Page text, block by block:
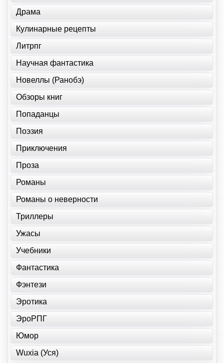
Драма
Кулинарные рецепты
Литрпг
Научная фантастика
Новеллы (Ранобэ)
Обзоры книг
Попаданцы
Поэзия
Приключения
Проза
Романы
Романы о неверности
Триллеры
Ужасы
Учебники
Фантастика
Фэнтези
Эротика
ЭроРПГ
Юмор
Wuxia (Уся)